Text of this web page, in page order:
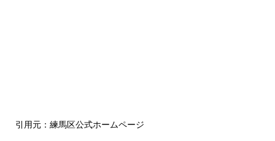
引用元：練馬区公式ホームページ